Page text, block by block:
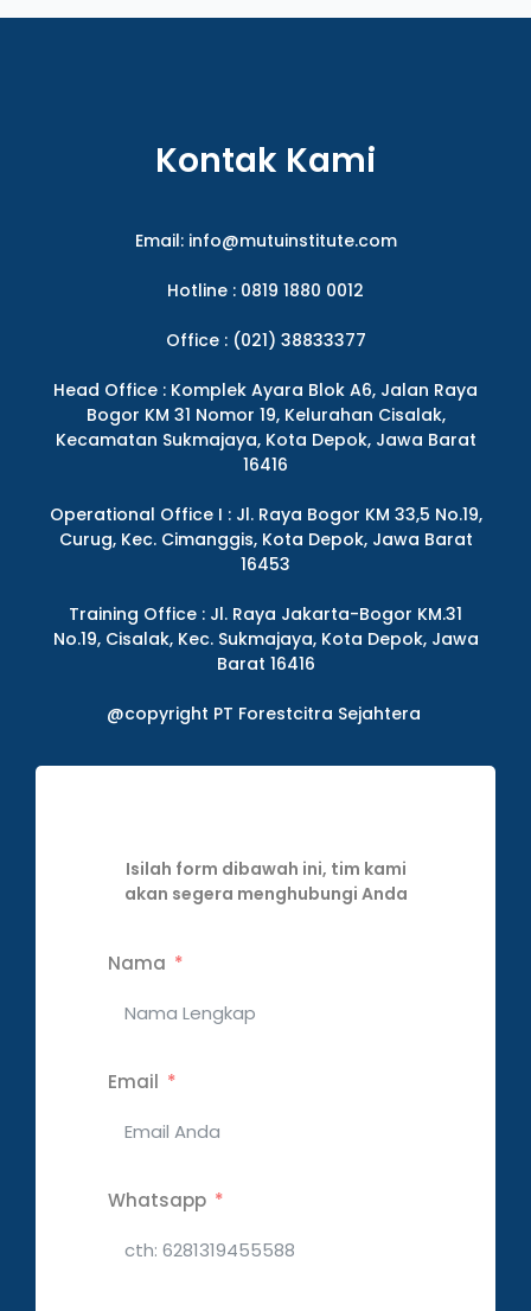
Kontak Kami
Email: info@mutuinstitute.com
Hotline : 0819 1880 0012
Office : (021) 38833377
Head Office : Komplek Ayara Blok A6, Jalan Raya
Bogor KM 31 Nomor 19, Kelurahan Cisalak,
Kecamatan Sukmajaya, Kota Depok, Jawa Barat
16416
Operational Office I : Jl. Raya Bogor KM 33,5 No.19,
Curug, Kec. Cimanggis, Kota Depok, Jawa Barat
16453
Training Office : Jl. Raya Jakarta-Bogor KM.31
No.19, Cisalak, Kec. Sukmajaya, Kota Depok, Jawa
Barat 16416
@copyright PT Forestcitra Sejahtera
Isilah form dibawah ini, tim kami
akan segera menghubungi Anda
Nama
Email
Whatsapp